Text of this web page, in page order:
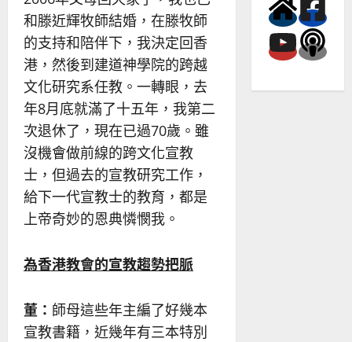
和滕近輝牧師結婚，在滕牧師
的支持和陪伴下，我決定回香
港，然後到建道神學院的跨越
文化研究系任教。一轉眼，去
年8月底就滿了十五年，我第二
次退休了，現在已過70歲。雖
沒機會做前線的跨文化宣教
士，但過去的宣教研究工作，
給下一代宣教士的教育，都是
上帝奇妙的恩典憐憫我。
為香港教會的宣教趨勢把脈
董： 師母這些年主編了好幾本
宣教書籍，近幾年有三本特別